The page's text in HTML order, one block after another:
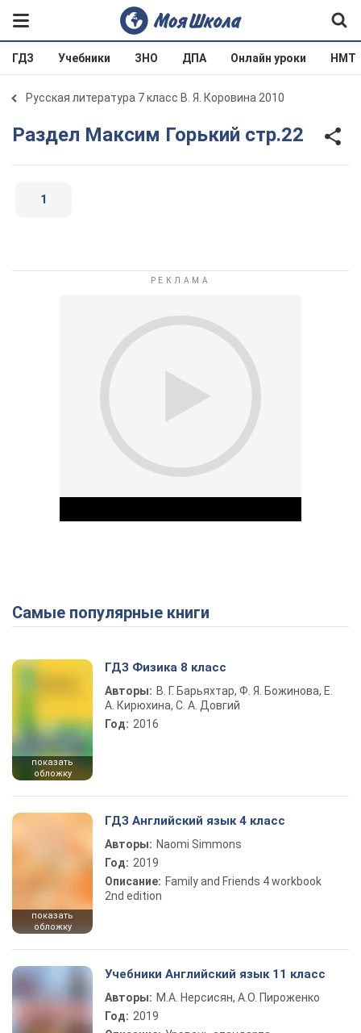
ГДЗ Учебники ЗНО ДПА Онлайн уроки НМТ
Русская литература 7 класс В. Я. Коровина 2010
Раздел Максим Горький стр.22
1
Play Video
Самые популярные книги
показать
обложку
ГДЗ Физика 8 класс
Авторы: В. Г. Барьяхтар, Ф. Я. Божинова, Е.
А. Кирюхина, С. А. Довгий
Год: 2016
показать
обложку
ГДЗ Английский язык 4 класс
Авторы: Naomi Simmons
Год: 2019
Описание: Family and Friends 4 workbook
2nd edition
Учебники Английский язык 11 класс
Авторы: М.А. Нерсисян, А.О. Пироженко
Год: 2019